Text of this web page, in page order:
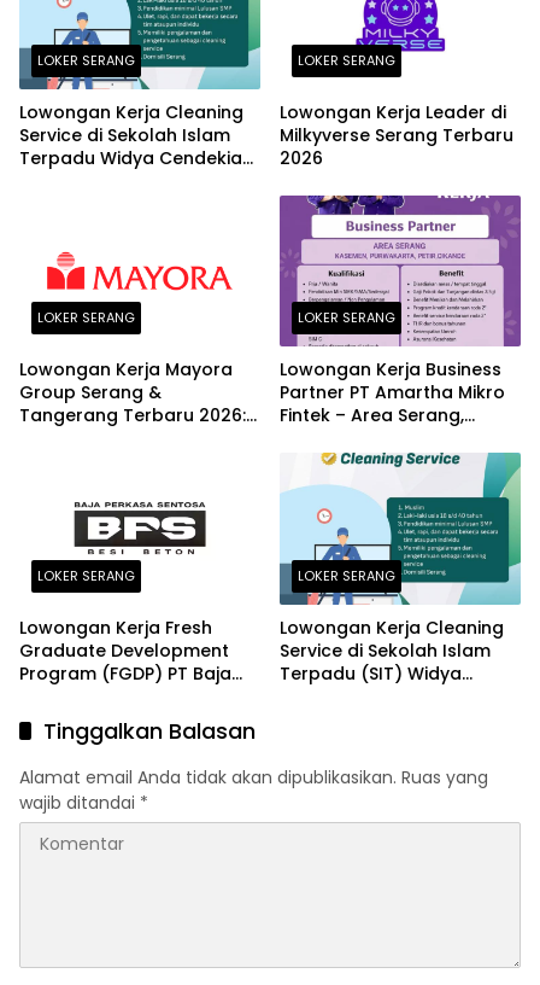
LOKER SERANG
Lowongan Kerja Cleaning
Service di Sekolah Islam
Terpadu Widya Cendekia
LOKER SERANG
Lowongan Kerja Leader di
Milkyverse Serang Terbaru
2026
LOKER SERANG
Lowongan Kerja Mayora
Group Serang &
Tangerang Terbaru 2026:
LOKER SERANG
Lowongan Kerja Business
Partner PT Amartha Mikro
Fintek – Area Serang,
Petir, Cikande Terbaru
2026
LOKER SERANG
Lowongan Kerja Fresh
Graduate Development
Program (FGDP) PT Baja
2026
LOKER SERANG
Lowongan Kerja Cleaning
Service di Sekolah Islam
Terpadu (SIT) Widya
Tinggalkan Balasan
Alamat email Anda tidak akan dipublikasikan. Ruas yang
wajib ditandai *